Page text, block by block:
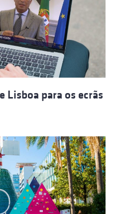
Lisboa para os ecrãs